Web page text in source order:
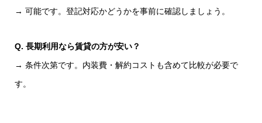
→ 可能です。登記対応かどうかを事前に確認しましょう。
Q. 長期利用なら賃貸の方が安い？
→ 条件次第です。内装費・解約コストも含めて比較が必要で
す。